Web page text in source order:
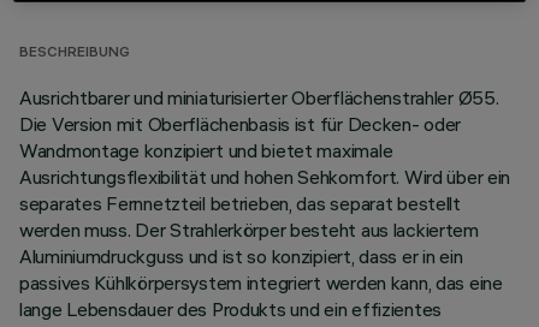
BESCHREIBUNG
Ausrichtbarer und miniaturisierter Oberflächenstrahler Ø55.
Die Version mit Oberflächenbasis ist für Decken- oder
Wandmontage konzipiert und bietet maximale
Ausrichtungsflexibilität und hohen Sehkomfort. Wird über ein
separates Fernnetzteil betrieben, das separat bestellt
werden muss. Der Strahlerkörper besteht aus lackiertem
Aluminiumdruckguss und ist so konzipiert, dass er in ein
passives Kühlkörpersystem integriert werden kann, das eine
lange Lebensdauer des Produkts und ein effizientes